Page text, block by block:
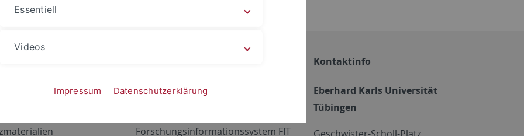
Netzwerk
ALMA
Forschungsinformationssystem FIT
Kontaktinfo
Eberhard Karls Universität
Tübingen
Essentiell
Videos
Impressum Datenschutzerklärung